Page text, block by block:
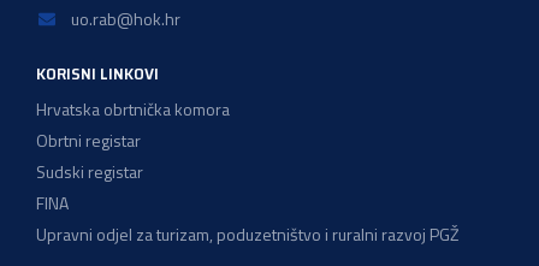
uo.rab@hok.hr
KORISNI LINKOVI
Hrvatska obrtnička komora
Obrtni registar
Sudski registar
FINA
Upravni odjel za turizam, poduzetništvo i ruralni razvoj PGŽ